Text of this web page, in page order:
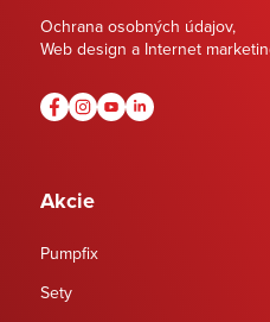
Ochrana osobných údajov,
Web design a Internet
Akcie
Pumpfix
Sety